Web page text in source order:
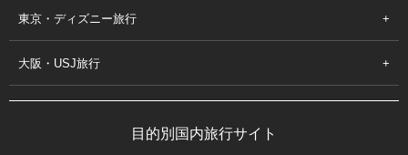
東京・ディズニー旅行
大阪・USJ旅行
目的別国内旅行サイト